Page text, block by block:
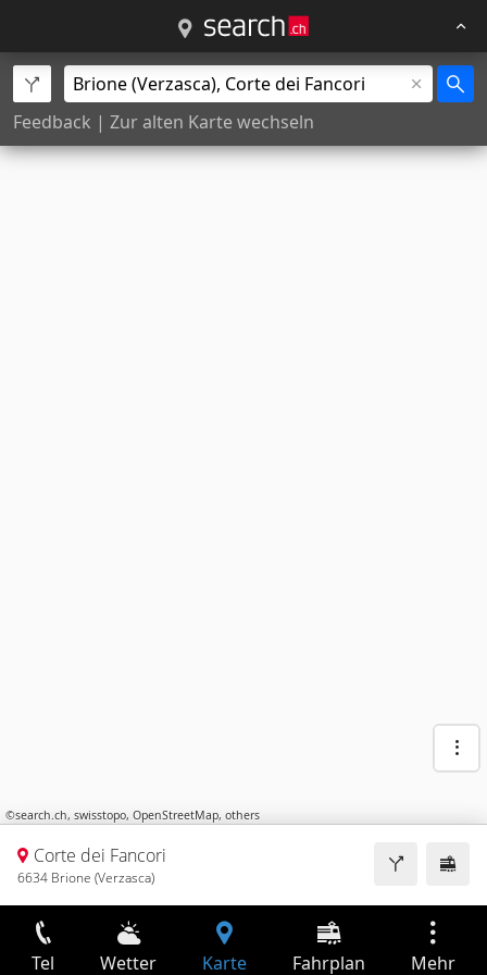
Feedback | Zur alten Karte wechseln
©search.ch, swisstopo, OpenStreetMap, others
Corte dei Fancori
6634 Brione (Verzasca)
Tel Wetter Karte Fahrplan Mehr